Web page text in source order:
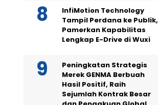
InfiMotion Technology
Tampil Perdana ke Publik,
Pamerkan Kapabilitas
Lengkap E-Drive di Wuxi
Peningkatan Strategis
Merek GENMA Berbuah
Hasil Positif, Raih
Sejumlah Kontrak Besar